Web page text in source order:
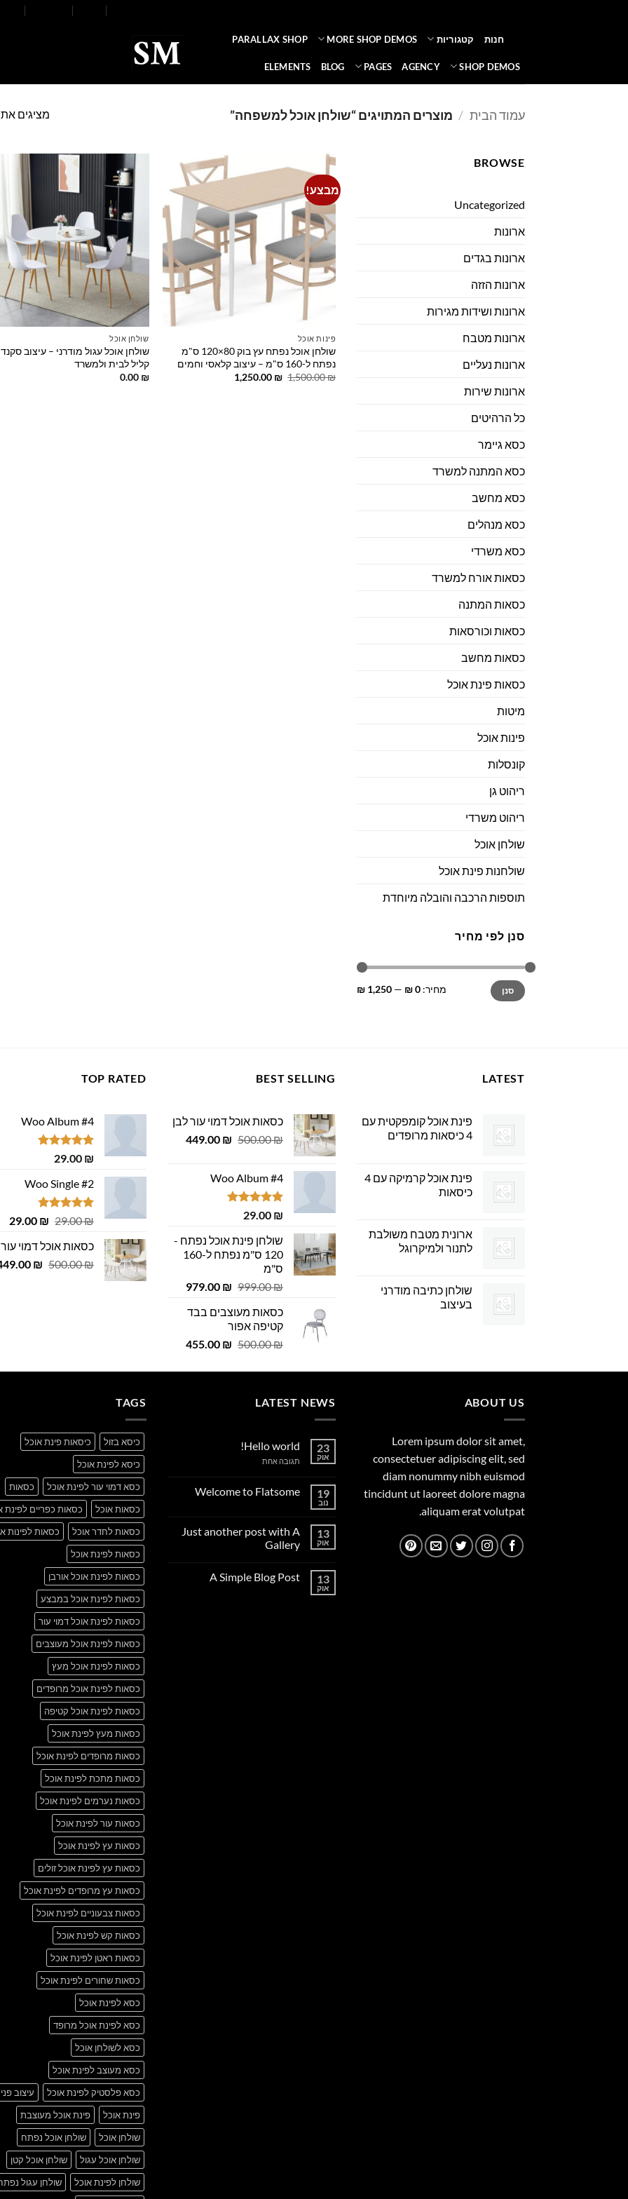
חנות קטגוריות MORE SHOP DEMOS
PARALLAX SHOP
SHOP DEMOS
AGENCY
PAGES
BLOG
ELEMENTS
עמוד הבית / מוצרים המתויגים “שולחן אוכל למשפחה” מציגים את כל ⁦2⁩
BROWSE
Uncategorized
ארונות
ארונות בגדים
ארונות הזזה
ארונות ושידות מגירות
ארונות מטבח
ארונות נעליים
ארונות שירות
כל הרהיטים
כסא גיימר
כסא המתנה למשרד
כסא מחשב
כסא מנהלים
כסא משרדי
כסאות אורח למשרד
כסאות המתנה
כסאות וכורסאות
כסאות מחשב
כסאות פינת אוכל
מיטות
פינות אוכל
קונסלות
ריהוט גן
ריהוט משרדי
שולחן אוכל
שולחנות פינת אוכל
תוספות הרכבה והובלה מיוחדת
סנן לפי מחיר
מחיר
מינימלי
מחיר
מקסימלי
סנן מחיר: 0 ₪
—
1,250 ₪
מבצע!
Add to
פינות אוכל
שולחן אוכל נפתח עץ בוק 80×120 ס"מ
נפתח ל-160 ס"מ – עיצוב קלאסי וחמים
1,500.00₪
המחיר
1,250.00 ₪
שולחן אוכל
שולחן אוכל עגול מודרני – עיצוב
קליל לבית ולמשרד
0.00 ₪
LATEST
פינת אוכל קומפקטית עם
4 כיסאות מרופדים
פינת אוכל קרמיקה עם 4
כיסאות
ארונית מטבח משולבת
לתנור ולמיקרוגל
שולחן כתיבה מודרני
בעיצוב
BEST SELLING
כסאות אוכל דמוי עור לבן
500.00₪
המחיר
500.00 ₪.
449.00 ₪
המחיר
Woo Album #4
דורג5.00
29.00 ₪
שולחן פינת אוכל נפתח -
120 ס"מ נפתח ל-160
ס"מ
999.00₪
המחיר
היה:
999.00 ₪.
979.00 ₪
המחיר
כסאות מעוצבים בבד
קטיפה אפור
500.00₪
המחיר
היה:
455.00 ₪
המחיר
הוא:
TOP RATED
Woo Album #4
דורג5.00
29.00 ₪
Woo Single #2
דורג4.75
29.00₪
המחיר
היה:
29.00 ₪.
29.00 ₪
₪.
כסאות אוכל דמוי
500.00₪
המחיר
₪
ABOUT US
Lorem ipsum dolor sit amet,
consectetuer adipiscing elit, sed
diam nonummy nibh euismod
tincidunt ut laoreet dolore magna
aliquam erat volutpat.
LATEST NEWS
23
אוק
Hello world!
תגובה אחתעל
19
נוב
Welcome to Flatsome
Welcome
to
Flatsome
13
אוק
Just another post with A
Gallery
על
13
אוק
A Simple Blog Post
TAGS
כיסא בזול
כיסאות פינת אוכל
כיסא לפינת אוכל
כסא דמוי עור לפינת אוכל
כסאות
כסאות אוכל
כסאות כפריים לפינת
כסאות לחדר אוכל
כסאות לפינות
כסאות לפינת אוכל
כסאות לפינת אוכל אורבן
כסאות לפינת אוכל במבצע
כסאות לפינת אוכל דמוי עור
כסאות לפינת אוכל מעוצבים
כסאות לפינת אוכל מעץ
כסאות לפינת אוכל מרופדים
כסאות לפינת אוכל קטיפה
כסאות מעץ לפינת אוכל
כסאות מרופדים לפינת אוכל
כסאות מתכת לפינת אוכל
כסאות נערמים לפינת אוכל
כסאות עור לפינת אוכל
כסאות עץ לפינת אוכל
כסאות עץ לפינת אוכל זולים
כסאות עץ מרופדים לפינת אוכל
כסאות צבעוניים לפינת אוכל
כסאות קש לפינת אוכל
כסאות ראטן לפינת אוכל
כסאות שחורים לפינת אוכל
כסא לפינת אוכל
כסא לפינת אוכל מרופד
כסא לשולחן אוכל
כסא מעוצב לפינת אוכל
כסא פלסטיק לפינת אוכל
עיצוב
פינת אוכל
פינת אוכל מעוצבת
שולחן אוכל
שולחן אוכל נפתח
שולחן אוכל עגול
שולחן אוכל קטן
שולחן לפינת אוכל
שולחן עגול